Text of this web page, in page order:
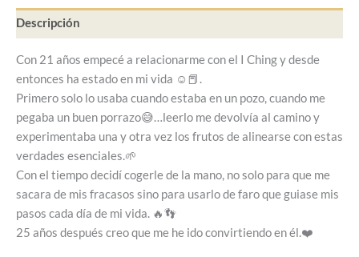
Descripción
Con 21 años empecé a relacionarme con el I Ching y desde
entonces ha estado en mi vida ☺️📕.
Primero solo lo usaba cuando estaba en un pozo, cuando me
pegaba un buen porrazo😅…leerlo me devolvía al camino y
experimentaba una y otra vez los frutos de alinearse con estas
verdades esenciales.🌱
Con el tiempo decidí cogerle de la mano, no solo para que me
sacara de mis fracasos sino para usarlo de faro que guiase mis
pasos cada día de mi vida. 🔥👣
25 años después creo que me he ido convirtiendo en él.❤️